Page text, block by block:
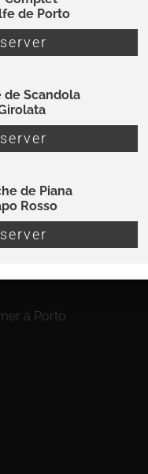
Rosso
à Porto
de Porto
de Scandola
de Piana
Rosso